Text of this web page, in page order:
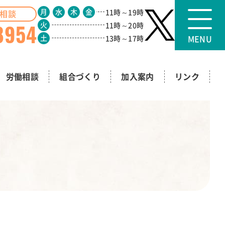
談 月 水 木 金
11時～19時
火
11時～20時
土
13時～17時 MENU
労働相談 組合づくり 加入案内 リンク